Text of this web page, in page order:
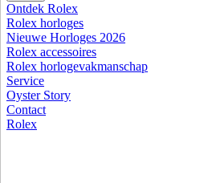
Ontdek Rolex
Rolex horloges
Nieuwe Horloges 2026
Rolex accessoires
Rolex horlogevakmanschap
Service
Oyster Story
Contact
Rolex